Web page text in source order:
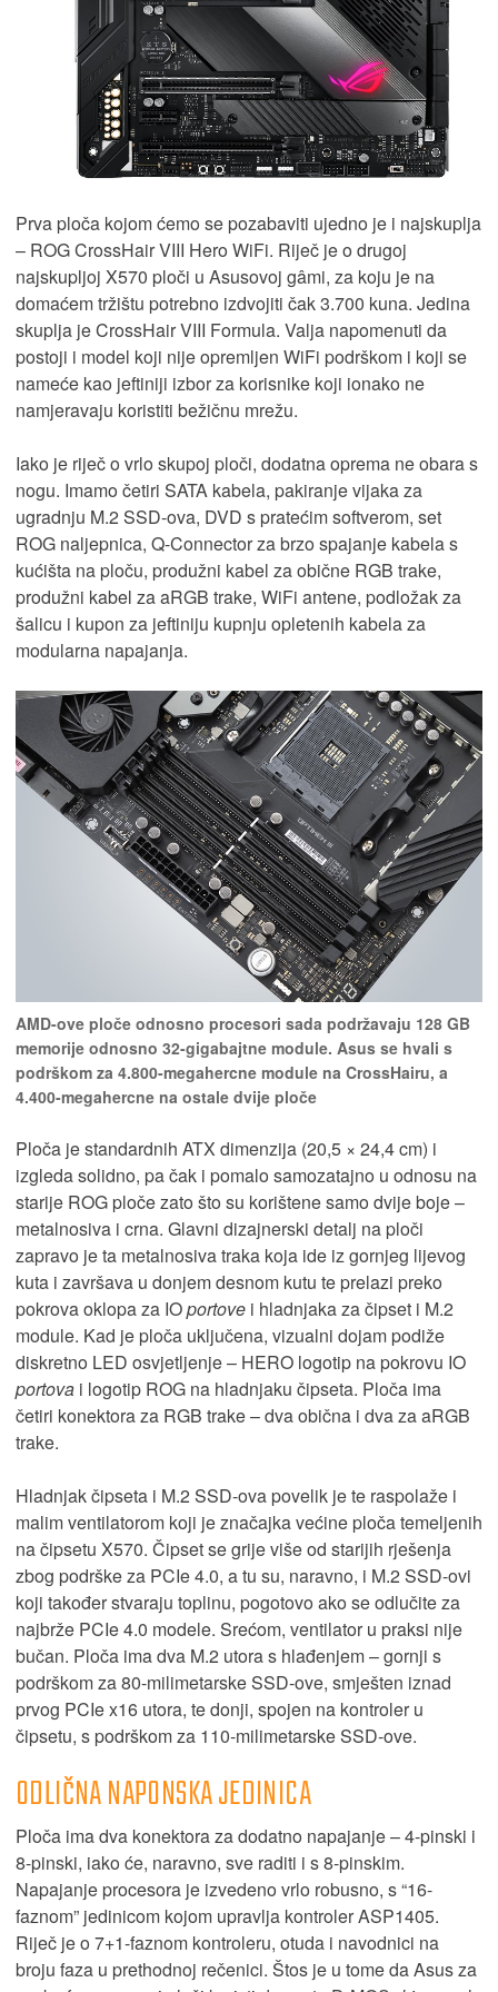
Prva ploča kojom ćemo se pozabaviti ujedno je i najskuplja
– ROG CrossHair VIII Hero WiFi. Riječ je o drugoj
najskupljoj X570 ploči u Asusovoj gâmi, za koju je na
domaćem tržištu potrebno izdvojiti čak 3.700 kuna. Jedina
skuplja je CrossHair VIII Formula. Valja napomenuti da
postoji i model koji nije opremljen WiFi podrškom i koji se
nameće kao jeftiniji izbor za korisnike koji ionako ne
namjeravaju koristiti bežičnu mrežu.
Iako je riječ o vrlo skupoj ploči, dodatna oprema ne obara s
nogu. Imamo četiri SATA kabela, pakiranje vijaka za
ugradnju M.2 SSD-ova, DVD s pratećim softverom, set
ROG naljepnica, Q-Connector za brzo spajanje kabela s
kućišta na ploču, produžni kabel za obične RGB trake,
produžni kabel za aRGB trake, WiFi antene, podložak za
šalicu i kupon za jeftiniju kupnju opletenih kabela za
modularna napajanja.
AMD-ove ploče odnosno procesori sada podržavaju 128 GB
memorije odnosno 32-gigabajtne module. Asus se hvali s
podrškom za 4.800-megahercne module na CrossHairu, a
4.400-megahercne na ostale dvije ploče
Ploča je standardnih ATX dimenzija (20,5 × 24,4 cm) i
izgleda solidno, pa čak i pomalo samozatajno u odnosu na
starije ROG ploče zato što su korištene samo dvije boje –
metalnosiva i crna. Glavni dizajnerski detalj na ploči
zapravo je ta metalnosiva traka koja ide iz gornjeg lijevog
kuta i završava u donjem desnom kutu te prelazi preko
pokrova oklopa za IOportove i hladnjaka za čipset i M.2
module. Kad je ploča uključena, vizualni dojam podiže
diskretno LED osvjetljenje – HERO logotip na pokrovu IO
portova i logotip ROG na hladnjaku čipseta. Ploča ima
četiri konektora za RGB trake – dva obična i dva za aRGB
trake.
Hladnjak čipseta i M.2 SSD-ova povelik je te raspolaže i
malim ventilatorom koji je značajka većine ploča temeljenih
na čipsetu X570. Čipset se grije više od starijih rješenja
zbog podrške za PCIe 4.0, a tu su, naravno, i M.2 SSD-ovi
koji također stvaraju toplinu, pogotovo ako se odlučite za
najbrže PCIe 4.0 modele. Srećom, ventilator u praksi nije
bučan. Ploča ima dva M.2 utora s hlađenjem – gornji s
podrškom za 80-milimetarske SSD-ove, smješten iznad
prvog PCIe x16 utora, te donji, spojen na kontroler u
čipsetu, s podrškom za 110-milimetarske SSD-ove.
ODLIČNA NAPONSKA JEDINICA
Ploča ima dva konektora za dodatno napajanje – 4-pinski i
8-pinski, iako će, naravno, sve raditi i s 8-pinskim.
Napajanje procesora je izvedeno vrlo robusno, s “16-
faznom” jedinicom kojom upravlja kontroler ASP1405.
Riječ je o 7+1-faznom kontroleru, otuda i navodnici na
broju faza u prethodnoj rečenici. Štos je u tome da Asus za